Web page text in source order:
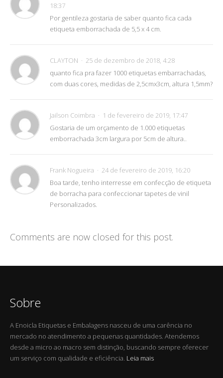
18:37
Por gentileza gostaria de saber quanto fica cada
etiqueta emborrachada de 5,5 x 4 cm.
CLAYTON
25 de dezembro de 2018, 4:28
quanto fica pra fazer 1000 etiquetas embarrachadas,
com duas cores, medidas de 2,5cmx3cm, altura 1,5mm?
Jailson Coimbra
1 de fevereiro de 2019, 17:47
Gostaria de um orçamento de 1.000 etiquetas
emborrachada 3cm largura por 5cm de altura..
Frank Nogueira
24 de fevereiro de 2019, 16:20
Boa tarde, tenho interresse em confecção de etiqueta
de borracha para confeccionar tapetes de vinil
Personalizados.
Comments are now closed for this post.
Sobre
A Enoicla Etiquetas e Embalagens nasceu de uma carência no
mercado no atendimento a pequenas quantidades. Atendemos
desde a micro ao macro sem distinção, buscando sempre oferecer
um serviço com qualidade e eficiência. Leia mais